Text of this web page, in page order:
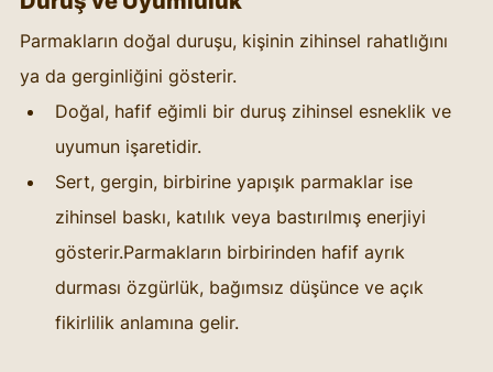
Parmakların doğal duruşu, kişinin zihinsel rahatlığını
ya da gerginliğini gösterir.
Doğal, hafif eğimli bir duruş zihinsel esneklik ve
uyumun işaretidir.
Sert, gergin, birbirine yapışık parmaklar ise
zihinsel baskı, katılık veya bastırılmış enerjiyi
gösterir.Parmakların birbirinden hafif ayrık
durması özgürlük, bağımsız düşünce ve açık
fikirlilik anlamına gelir.